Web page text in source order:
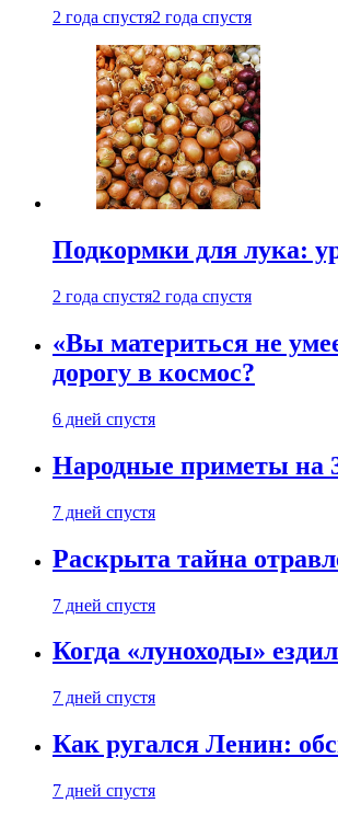
2 года спустя2 года спустя
Подкормки для лука:
2 года спустя2 года спустя
«Вы материться не
дорогу в космос?
6 дней спустя
Народные приметы на
7 дней спустя
Раскрыта тайна
7 дней спустя
Когда «луноходы»
7 дней спустя
Как ругался Ленин:
7 дней спустя